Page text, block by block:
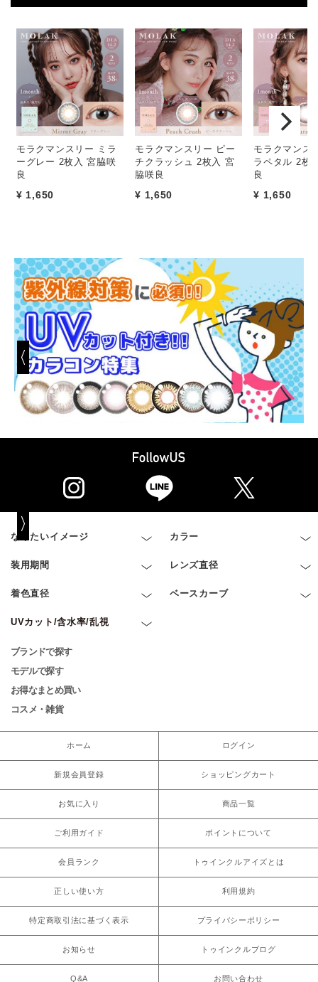
モラクマンスリー ミラ
ーグレー 2枚入 宮脇咲
良
¥ 1,650
モラクマンスリー ピー
チクラッシュ 2枚入 宮
脇咲良
¥ 1,650
モラクマンス
ラペタル 2枚
良
¥ 1,650
なりたいイメージ カラー
装用期間 レンズ直径
着色直径 ベースカーブ
UVカット/含水率/乱視
ブランドで探す
モデルで探す
お得なまとめ買い
コスメ・雑貨
ホーム ログイン
新規会員登録 ショッピングカート
お気に入り 商品一覧
ご利用ガイド ポイントについて
会員ランク トゥインクルアイズとは
正しい使い方 利用規約
特定商取引法に基づく表示 プライバシーポリシー
お知らせ トゥインクルブログ
Q&A お問い合わせ